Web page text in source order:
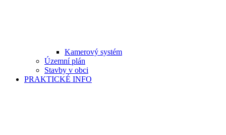
Kamerový systém
Územní plán
Stavby v obci
PRAKTICKÉ INFO